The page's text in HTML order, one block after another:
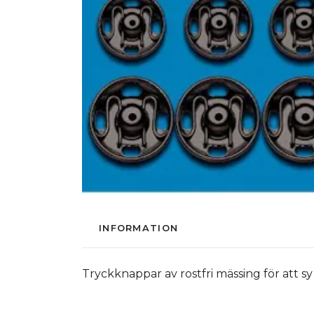
INFORMATION
Tryckknappar av rostfri mässing för att sy